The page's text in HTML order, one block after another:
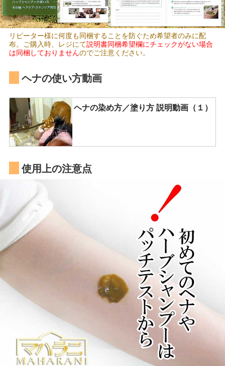
リピーター様に何度も同梱することを防ぐため希望者のみに配
布。ご購入時、レジにて説明書同梱希望欄にチェックがない場合
は同梱しておりませんのでご注意ください。
ヘナの使い方動画
ヘナの染め方／塗り方 説明動画（１）
使用上の注意点